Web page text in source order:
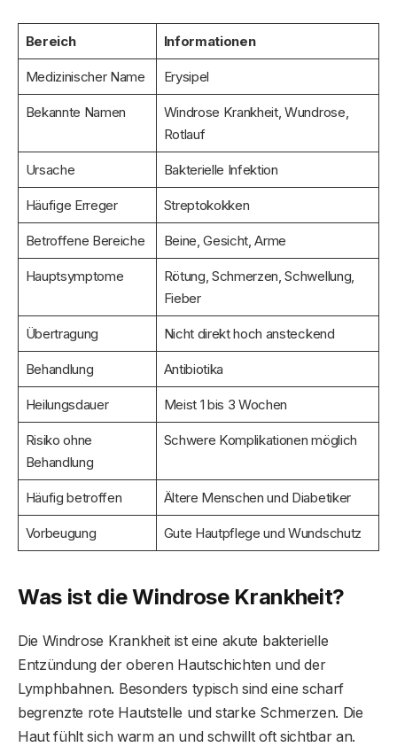
Bereich Informationen
Medizinischer Name Erysipel
Bekannte Namen
Windrose Krankheit, Wundrose,
Rotlauf
Ursache Bakterielle Infektion
Häufige Erreger Streptokokken
Betroffene Bereiche Beine, Gesicht, Arme
Hauptsymptome
Rötung, Schmerzen, Schwellung,
Fieber
Übertragung Nicht direkt hoch ansteckend
Behandlung Antibiotika
Heilungsdauer Meist 1 bis 3 Wochen
Risiko ohne
Behandlung
Schwere Komplikationen möglich
Häufig betroffen Ältere Menschen und Diabetiker
Vorbeugung Gute Hautpflege und Wundschutz
Was ist die Windrose Krankheit?
Die Windrose Krankheit ist eine akute bakterielle
Entzündung der oberen Hautschichten und der
Lymphbahnen. Besonders typisch sind eine scharf
begrenzte rote Hautstelle und starke Schmerzen. Die
Haut fühlt sich warm an und schwillt oft sichtbar an.